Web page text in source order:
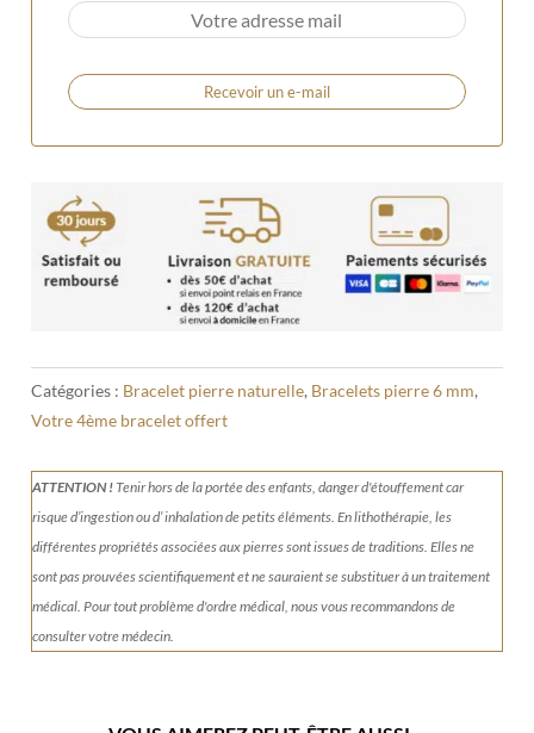
Recevoir un e-mail
Catégories : Bracelet pierre naturelle, Bracelets pierre 6 mm,
Votre 4ème bracelet offert
ATTENTION !Tenirhors de la portée des enfants, danger d'étouffement car
risque d’ingestion ou d’ inhalation de petits éléments.En lithothérapie, les
différentes propriétés associées aux pierres sont issues de traditions. Elles ne
sont pas prouvées scientifiquement et ne sauraient se substituer à un traitement
médical. Pour tout problème d'ordre médical, nous vous recommandons de
consulter votre médecin.